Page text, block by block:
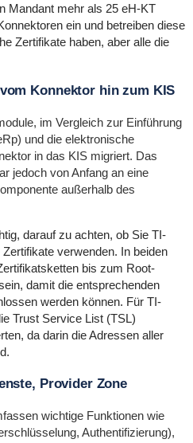
Mandant mehr als 25 eH-KT
ein und betreiben diese
Zertifikate haben, aber alle die
Konnektor hin zum KIS
im Vergleich zur Einführung
und die elektronische
in das KIS migriert. Das
jedoch von Anfang an eine
außerhalb des
darauf zu achten, ob Sie TI-
verwenden. In beiden
bis zum Root-
damit die entsprechenden
werden können. Für TI-
Trust Service List (TSL)
da darin die Adressen aller
Provider Zone
wichtige Funktionen wie
Authentifizierung),